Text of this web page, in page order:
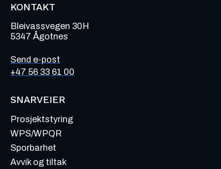
KONTAKT
Bleivassvegen 30H
5347 Ågotnes
Send e-post
+47 56 33 61 00
SNARVEIER
Prosjektstyring
WPS/WPQR
Sporbarhet
Avvik og tiltak